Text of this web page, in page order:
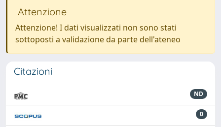
Attenzione
Attenzione! I dati visualizzati non sono stati
sottoposti a validazione da parte dell'ateneo
Citazioni
ND
0